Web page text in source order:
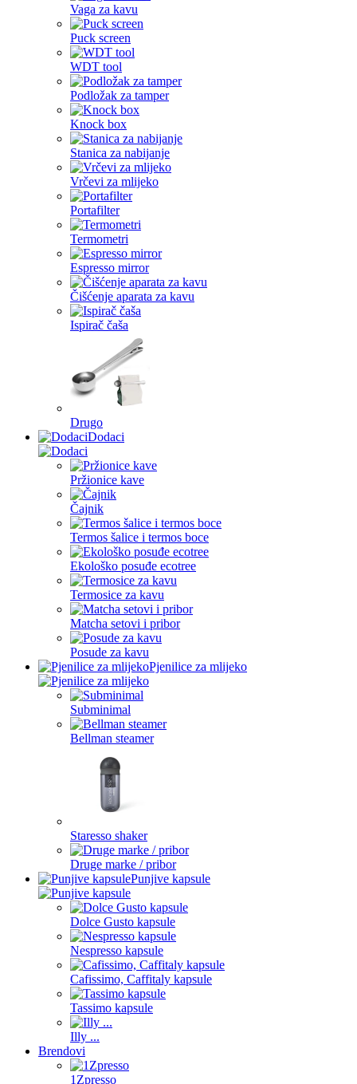
Vaga za kavu
Puck screen
WDT tool
Podložak za tamper
Knock box
Stanica za nabijanje
Vrčevi za mlijeko
Portafilter
Termometri
Espresso mirror
Čišćenje aparata za kavu
Ispirač čaša
Drugo
Dodaci
Pržionice kave
Čajnik
Termos šalice i termos boce
Ekološko posuđe ecotree
Termosice za kavu
Matcha setovi i pribor
Posude za kavu
Pjenilice za mlijeko
Subminimal
Bellman steamer
Staresso shaker
Druge marke / pribor
Punjive kapsule
Dolce Gusto kapsule
Nespresso kapsule
Cafissimo, Caffitaly kapsule
Tassimo kapsule
Illy ...
Brendovi
1Zpresso